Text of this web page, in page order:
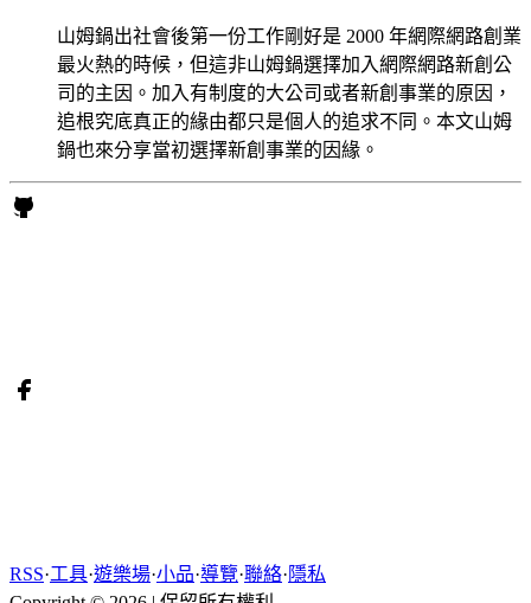
山姆鍋出社會後第一份工作剛好是 2000 年網際網路創業
最火熱的時候，但這非山姆鍋選擇加入網際網路新創公
司的主因。加入有制度的大公司或者新創事業的原因，
追根究底真正的緣由都只是個人的追求不同。本文山姆
鍋也來分享當初選擇新創事業的因緣。
RSS·工具·遊樂場·小品·導覽·聯絡·隱私